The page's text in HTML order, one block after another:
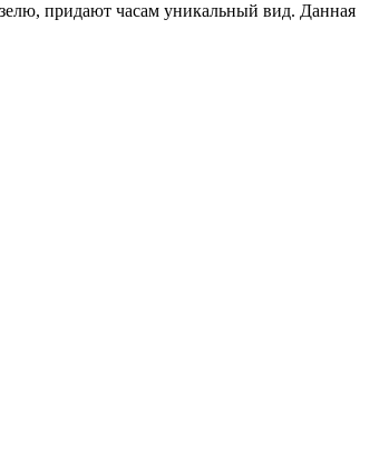
придают часам уникальный вид. Данная